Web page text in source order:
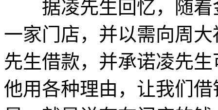
据凌先生回忆，随着
一家门店，并以需向周
先生借款，并承诺凌先
他用各种理由，让我们